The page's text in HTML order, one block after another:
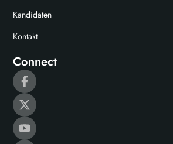
Kandidaten
Kontakt
Connect